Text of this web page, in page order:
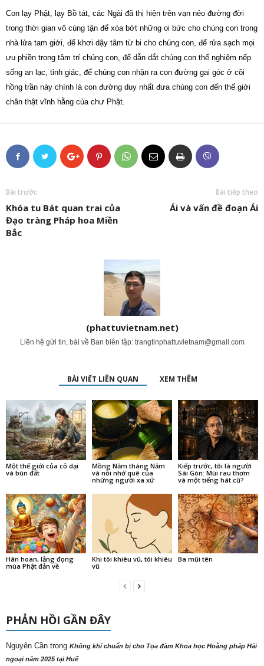
Con lạy Phật, lạy Bồ tát, các Ngài đã thị hiện trên vạn nẻo đường đời
trong thời gian vô cùng tận để xóa bớt những oi bức cho chúng con trong
nhà lửa tam giới, để khơi dậy tâm từ bi cho chúng con, để rửa sạch mọi
ưu phiền trong tâm trí chúng con, để dẫn dắt chúng con thể nghiệm nếp
sống an lạc, tỉnh giác, để chúng con nhận ra con đường gai góc ở cõi
hồng trần này chính là con đường duy nhất đưa chúng con đến thế giới
chân thật vĩnh hằng của chư Phật.
Bài trước
Khóa tu Bát quan trai của
Đạo tràng Pháp hoa Miền
Bắc
Bài tiếp theo
Ái và vấn đề đoạn Ái
(phattuvietnam.net)
Liên hệ gửi tin, bài về Ban biên tập: trangtinphattuvietnam@gmail.com
BÀI VIẾT LIÊN QUAN XEM THÊM
Một thế giới của cỏ dại
và bùn đất
Mồng Năm tháng Năm
và nỗi nhớ quê của
những người xa xứ
Kiếp trước, tôi là người
Sài Gòn: Mùi rau thơm
và một tiếng hát cũ?
Hân hoan, lắng đọng
mùa Phật đản về
Khi tôi khiêu vũ, tôi khiêu
vũ
Ba mũi tên
PHẢN HỒI GẦN ĐÂY
Nguyên Cần trong Không khí chuẩn bị cho Tọa đàm Khoa học Hoằng pháp Hải
ngoại năm 2025 tại Huế